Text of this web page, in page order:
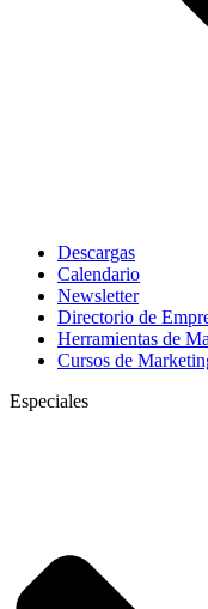
Descargas
Calendario
Newsletter
Directorio de
Herramientas de
Cursos de
Especiales